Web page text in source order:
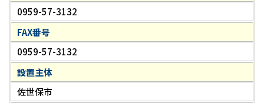
0959-57-3132
FAX番号
0959-57-3132
設置主体
佐世保市